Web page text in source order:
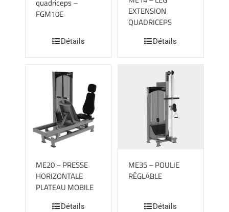
quadriceps –
FGM10E
Détails
EXTENSION
QUADRICEPS
Détails
ME20 – PRESSE
HORIZONTALE
PLATEAU MOBILE
Détails
ME35 – POULIE
RÉGLABLE
Détails